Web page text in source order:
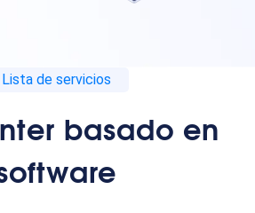
Lista de servicios
basado en